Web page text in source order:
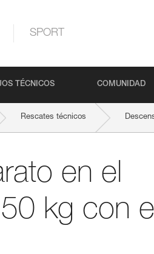
SPORT
TÉCNICOS COMUNIDAD
Rescates técnicos
en el
kg con